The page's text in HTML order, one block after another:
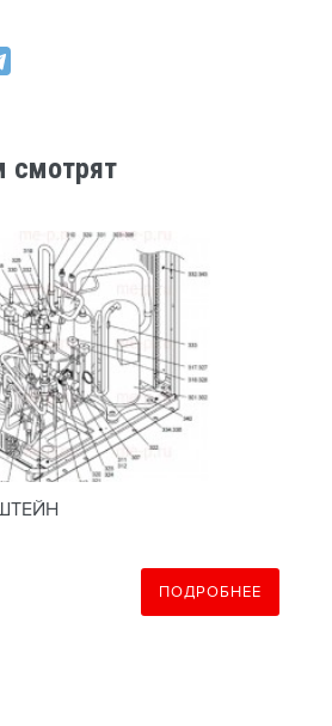
смотрят
ПОДРОБНЕЕ